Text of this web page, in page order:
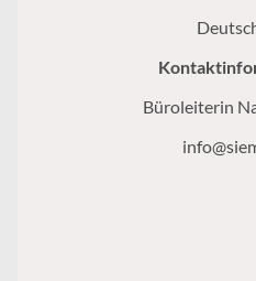
Büroleiterin